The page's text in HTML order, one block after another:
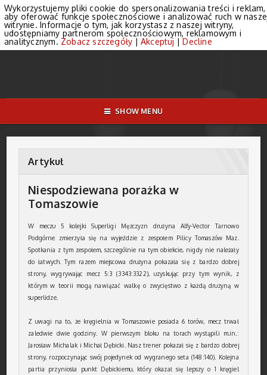
SHOW MENU
Artykuł
Niespodziewana porażka w
Tomaszowie
W meczu 5 kolejki Superligi Mężczyzn drużyna Alfy-Vector Tarnowo
Podgórne zmierzyła się na wyjeździe z zespołem Pilicy Tomaszów Maz.
Spotkania z tym zespołem, szczególnie na tym obiekcie, nigdy nie należały
do łatwych. Tym razem miejscowa drużyna pokazała się z bardzo dobrej
strony, wygrywając mecz 5:3 (3343:3322), uzyskując przy tym wynik, z
którym w teorii mogą nawiązać walkę o zwycięstwo z każdą drużyną w
superlidze.
Z uwagi na to, że kręgielnia w Tomaszowie posiada 6 torów, mecz trwał
zaledwie dwie godziny. W pierwszym bloku na torach wystąpili m.in.:
Jarosław Michalak i Michał Dębicki. Nasz trener pokazał się z bardzo dobrej
strony, rozpoczynając swój pojedynek od wygranego seta (148:140). Kolejna
partia przyniosła punkt Dębickiemu, który okazał się lepszy o 1 kręgiel
Wykorzystujemy pliki cookie do spersonalizowania treści i reklam,
aby oferować funkcje społecznościowe i analizować ruch w
witrynie. Informacje o tym, jak korzystasz z naszej witryny,
udostępniamy partnerom społecznościowym, reklamowym i
analitycznym. Zobacz szczegóły | Akceptuj |Decline